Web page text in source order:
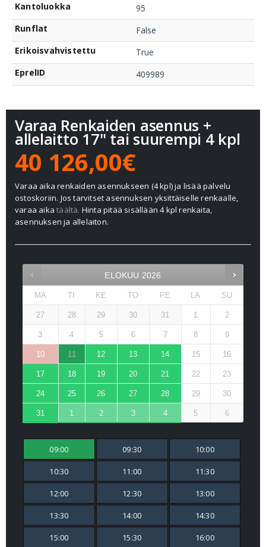
Kantoluokka
95
Runflat
False
Erikoisvahvistettu
True
EprelID
409989
Varaa Renkaiden asennus +
allelaitto 17" tai suurempi 4 kpl
40 126,00€
Varaa aika renkaiden asennukseen (4 kpl) ja lisää palvelu
ostoskoriin. Jos tarvitset asennuksen yksittäiselle renkaalle,
varaa aikatäältä. Hinta pitää sisällään 4 kpl renkaita,
asennuksen ja allelaiton.
ELOKUU 2026
MA TI KE TO PE LA SU
27 28 29 30 31 1 2
3 4 5 6 7 8 9
10 11 12 13 14 15 16
17 18 19 20 21 22 23
24 25 26 27 28 29 30
31 1 2 3 4 5 6
09:00 09:30 10:00
10:30 11:00 11:30
12:00 12:30 13:00
13:30 14:00 14:30
15:00 15:30 16:00